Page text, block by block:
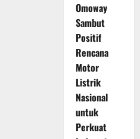
Omoway
Sambut
Positif
Rencana
Motor
Listrik
Nasional
untuk
Perkuat